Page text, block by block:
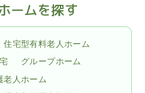
ームを探す
住宅型有料老人ホーム
グループホーム
老人ホーム